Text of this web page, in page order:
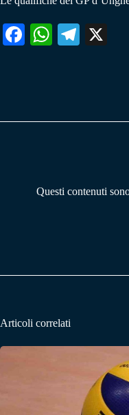
Fa W
pp
Te
m
Questi contenuti
Articoli correlati